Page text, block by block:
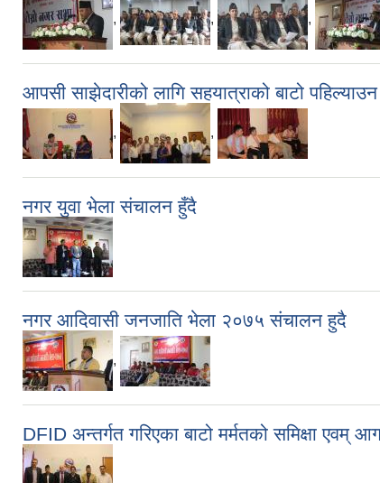
, , ,
आपसी साझेदारीको लागि सहयात्राको बाटो
, ,
नगर युवा भेला संचालन हुँदै
नगर आदिवासी जनजाति भेला २०७५ संचालन हुदै
,
DFID अन्तर्गत गरिएका बाटो मर्मतको समिक्षा एवम्